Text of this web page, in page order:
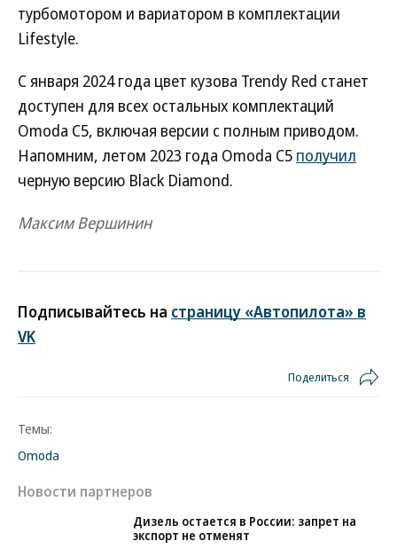
турбомотором и вариатором в комплектации
Lifestyle.
С января 2024 года цвет кузова Trendy Red станет
доступен для всех остальных комплектаций
Omoda C5, включая версии с полным приводом.
Напомним, летом 2023 года Omoda C5 получил
черную версию Black Diamond.
Максим Вершинин
Подписывайтесь на страницу «Автопилота» в
VK
Поделиться
Темы:
Omoda
Новости партнеров
Дизель остается в России: запрет на
экспорт не отменят